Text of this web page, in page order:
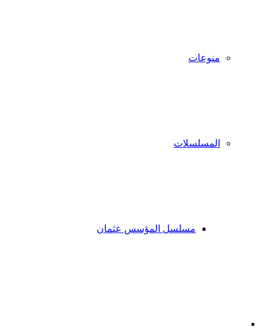
منوعات
المسلسلات
مسلسل المؤسس عثمان